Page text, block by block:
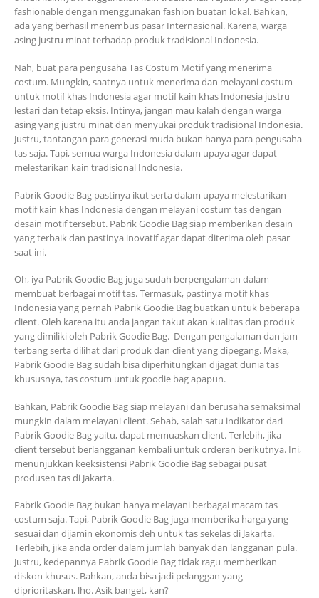
fashionable dengan menggunakan fashion buatan lokal. Bahkan,
ada yang berhasil menembus pasar Internasional. Karena, warga
asing justru minat terhadap produk tradisional Indonesia.
Nah, buat para pengusaha Tas Costum Motif yang menerima
costum. Mungkin, saatnya untuk menerima dan melayani costum
untuk motif khas Indonesia agar motif kain khas Indonesia justru
lestari dan tetap eksis. Intinya, jangan mau kalah dengan warga
asing yang justru minat dan menyukai produk tradisional Indonesia.
Justru, tantangan para generasi muda bukan hanya para pengusaha
tas saja. Tapi, semua warga Indonesia dalam upaya agar dapat
melestarikan kain tradisional Indonesia.
Pabrik Goodie Bag pastinya ikut serta dalam upaya melestarikan
motif kain khas Indonesia dengan melayani costum tas dengan
desain motif tersebut. Pabrik Goodie Bag siap memberikan desain
yang terbaik dan pastinya inovatif agar dapat diterima oleh pasar
saat ini.
Oh, iya Pabrik Goodie Bag juga sudah berpengalaman dalam
membuat berbagai motif tas. Termasuk, pastinya motif khas
Indonesia yang pernah Pabrik Goodie Bag buatkan untuk beberapa
client. Oleh karena itu anda jangan takut akan kualitas dan produk
yang dimiliki oleh Pabrik Goodie Bag. Dengan pengalaman dan jam
terbang serta dilihat dari produk dan client yang dipegang. Maka,
Pabrik Goodie Bag sudah bisa diperhitungkan dijagat dunia tas
khususnya, tas costum untuk goodie bag apapun.
Bahkan, Pabrik Goodie Bag siap melayani dan berusaha semaksimal
mungkin dalam melayani client. Sebab, salah satu indikator dari
Pabrik Goodie Bag yaitu, dapat memuaskan client. Terlebih, jika
client tersebut berlangganan kembali untuk orderan berikutnya. Ini,
menunjukkan keeksistensi Pabrik Goodie Bag sebagai pusat
produsen tas di Jakarta.
Pabrik Goodie Bag bukan hanya melayani berbagai macam tas
costum saja. Tapi, Pabrik Goodie Bag juga memberika harga yang
sesuai dan dijamin ekonomis deh untuk tas sekelas di Jakarta.
Terlebih, jika anda order dalam jumlah banyak dan langganan pula.
Justru, kedepannya Pabrik Goodie Bag tidak ragu memberikan
diskon khusus. Bahkan, anda bisa jadi pelanggan yang
diprioritaskan, lho. Asik banget, kan?